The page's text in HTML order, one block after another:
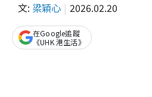
文: 梁穎心 2026.02.20
在Google追蹤
《UHK 港生活》